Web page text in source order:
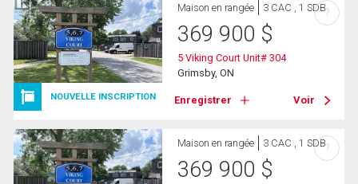
NOUVELLE INSCRIPTION
Maison en rangée 3 CAC , 1 SDB
369 900 $
5 Viking Court Unit# 304
Grimsby, ON
Enregistrer Voir
?
Maison en rangée 3 CAC , 1 SDB
369 900 $
?